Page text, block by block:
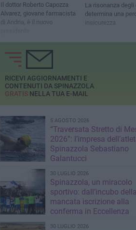
Il dottor Roberto Capozza
Alvarez, giovane farmacista
di Andria, è il nuovo
La risonanza degli
determina una
insicurezza
RICEVI AGGIORNAMENTI E
CONTENUTI DA SPINAZZOLA
GRATISNELLA TUA E-MAIL
5 AGOSTO 2026
“Traversata Stretto di
2026”: l’impresa
Spinazzola Sebastiano
Galantucci
30 LUGLIO 2026
Spinazzola, un miracolo
sportivo: dall’incubo della
mancata iscrizione alla
conferma in Eccellenza
30 LUGLIO 2026